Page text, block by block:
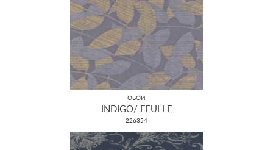
ОБОИ
INDIGO/ FEULLE
226354